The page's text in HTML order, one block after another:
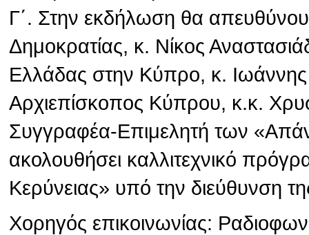
Γ΄. Στην εκδήλωση θα
Δημοκρατίας, κ. Νίκος
Ελλάδας στην Κύπρο, κ.
Αρχιεπίσκοπος Κύπρου, κ.κ.
Συγγραφέα-Επιμελητή των
ακολουθήσει καλλιτεχνικό
Κερύνειας» υπό την διεύθυνση
Χορηγός επικοινωνίας: